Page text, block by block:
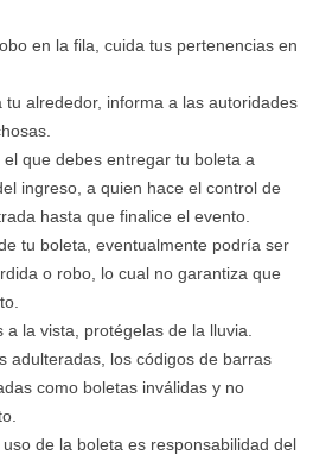
en la fila, cuida tus pertenencias en
tu alrededor, informa a las autoridades
que debes entregar tu boleta a
ingreso, a quien hace el control de
hasta que finalice el evento.
tu boleta, eventualmente podría ser
o robo, lo cual no garantiza que
la vista, protégelas de la lluvia.
adulteradas, los códigos de barras
como boletas inválidas y no
de la boleta es responsabilidad del